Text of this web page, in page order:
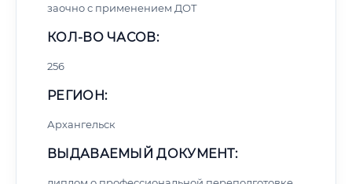
заочно с применением ДОТ
КОЛ-ВО ЧАСОВ:
256
РЕГИОН:
Архангельск
ВЫДАВАЕМЫЙ ДОКУМЕНТ: